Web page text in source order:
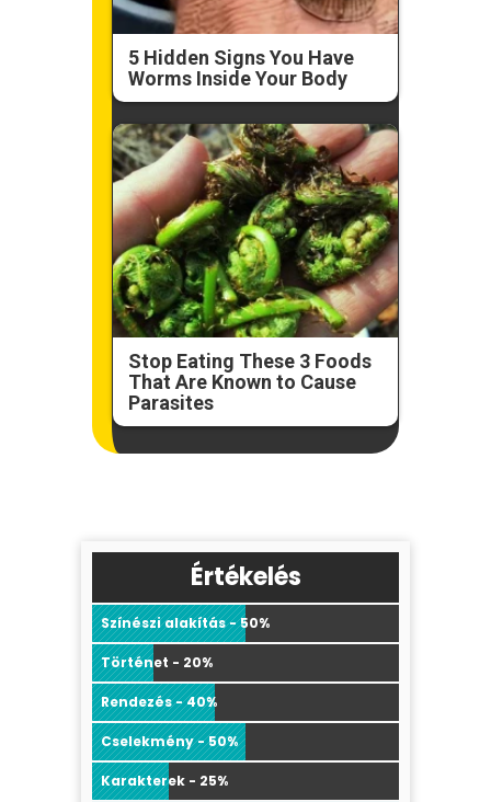
5 Hidden Signs You Have
Worms Inside Your Body
Stop Eating These 3 Foods
That Are Known to Cause
Parasites
Értékelés
Színészi alakítás - 50%
Történet - 20%
Rendezés - 40%
Cselekmény - 50%
Karakterek - 25%